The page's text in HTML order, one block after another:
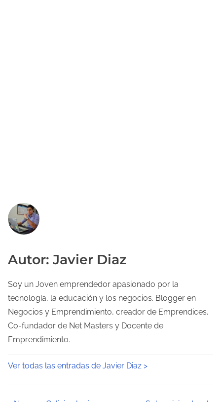
Autor: Javier Diaz
Soy un Joven emprendedor apasionado por la
tecnología, la educación y los negocios. Blogger en
Negocios y Emprendimiento, creador de Emprendices,
Co-fundador de Net Masters y Docente de
Emprendimiento.
Ver todas las entradas de Javier Diaz >